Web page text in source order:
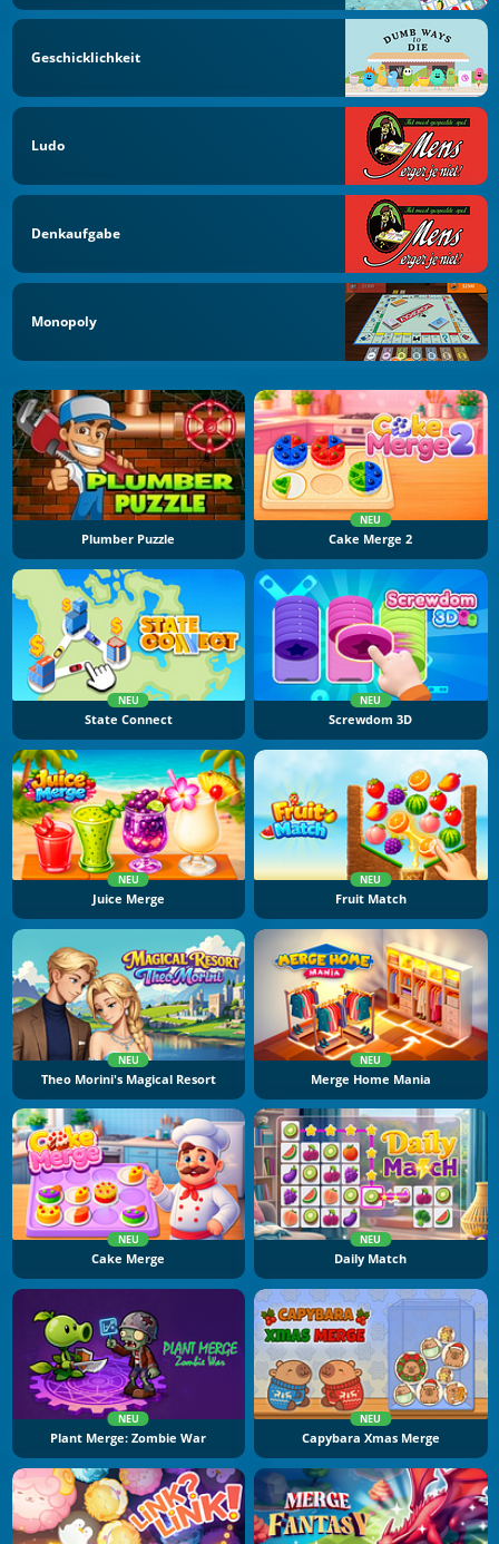
Geschicklichkeit
Ludo
Denkaufgabe
Monopoly
Plumber Puzzle
NEU
Cake Merge 2
NEU
State Connect
NEU
Screwdom 3D
NEU
Juice Merge
NEU
Fruit Match
NEU
Theo Morini's Magical Resort
NEU
Merge Home Mania
NEU
Cake Merge
NEU
Daily Match
NEU
Plant Merge: Zombie War
NEU
Capybara Xmas Merge